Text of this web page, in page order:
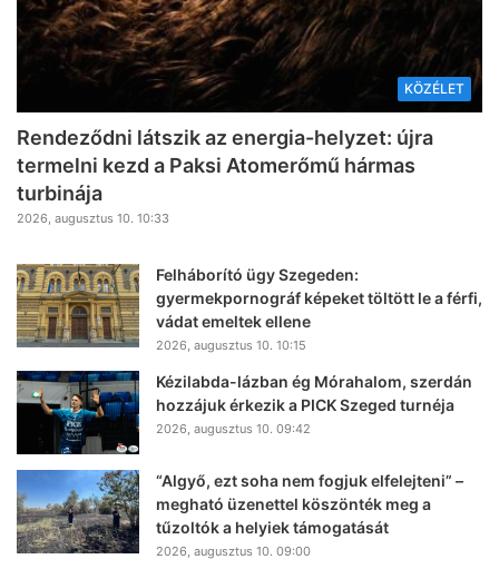
KÖZÉLET
Rendeződni látszik az energia-helyzet: újra
termelni kezd a Paksi Atomerőmű hármas
turbinája
2026, augusztus 10. 10:33
Felháborító ügy Szegeden:
gyermekpornográf képeket töltött le a férfi,
vádat emeltek ellene
2026, augusztus 10. 10:15
Kézilabda-lázban ég Mórahalom, szerdán
hozzájuk érkezik a PICK Szeged turnéja
2026, augusztus 10. 09:42
“Algyő, ezt soha nem fogjuk elfelejteni” –
megható üzenettel köszönték meg a
tűzoltók a helyiek támogatását
2026, augusztus 10. 09:00